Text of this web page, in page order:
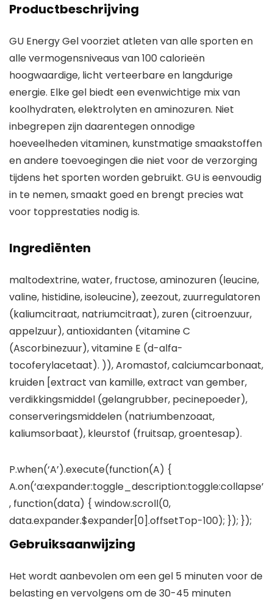
Productbeschrijving
GU Energy Gel voorziet atleten van alle sporten en
alle vermogensniveaus van 100 calorieën
hoogwaardige, licht verteerbare en langdurige
energie. Elke gel biedt een evenwichtige mix van
koolhydraten, elektrolyten en aminozuren. Niet
inbegrepen zijn daarentegen onnodige
hoeveelheden vitaminen, kunstmatige smaakstoffen
en andere toevoegingen die niet voor de verzorging
tijdens het sporten worden gebruikt. GU is eenvoudig
in te nemen, smaakt goed en brengt precies wat
voor topprestaties nodig is.
Ingrediënten
maltodextrine, water, fructose, aminozuren (leucine,
valine, histidine, isoleucine), zeezout, zuurregulatoren
(kaliumcitraat, natriumcitraat), zuren (citroenzuur,
appelzuur), antioxidanten (vitamine C
(Ascorbinezuur), vitamine E (d-alfa-
tocoferylacetaat). )), Aromastof, calciumcarbonaat,
kruiden [extract van kamille, extract van gember,
verdikkingsmiddel (gelangrubber, pecinepoeder),
conserveringsmiddelen (natriumbenzoaat,
kaliumsorbaat), kleurstof (fruitsap, groentesap).
P.when(‘A’).execute(function(A) {
A.on(‘a:expander:toggle_description:toggle:collapse’
, function(data) { window.scroll(0,
data.expander.$expander[0].offsetTop-100); }); });
Gebruiksaanwijzing
Het wordt aanbevolen om een gel 5 minuten voor de
belasting en vervolgens om de 30-45 minuten